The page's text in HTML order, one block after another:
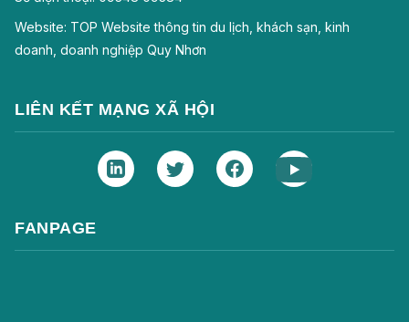
Website: TOP Website thông tin du lịch, khách sạn, kinh
doanh, doanh nghiệp Quy Nhơn
LIÊN KẾT MẠNG XÃ HỘI
FANPAGE